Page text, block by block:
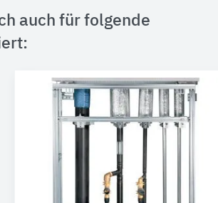
auch für folgende